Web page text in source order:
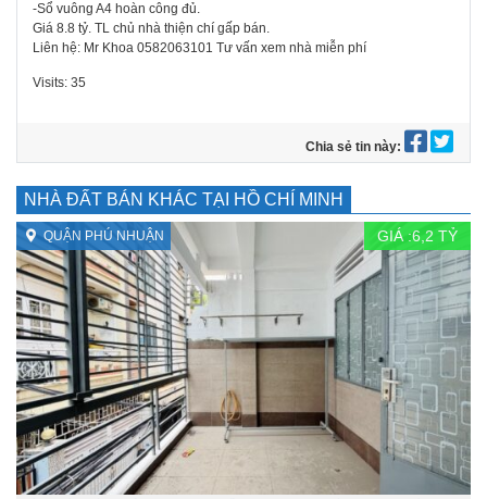
-Sổ vuông A4 hoàn công đủ.
Giá 8.8 tỷ. TL chủ nhà thiện chí gấp bán.
Liên hệ: Mr Khoa 0582063101 Tư vấn xem nhà miễn phí
Visits: 35
Chia sẻ tin này:
NHÀ ĐẤT BÁN KHÁC TẠI HỒ CHÍ MINH
QUẬN PHÚ NHUẬN GIÁ :6,2 TỶ